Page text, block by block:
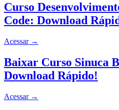
Curso
Code: Download
Acessar →
Baixar Curso Sinuca
Download Rápido!
Acessar →